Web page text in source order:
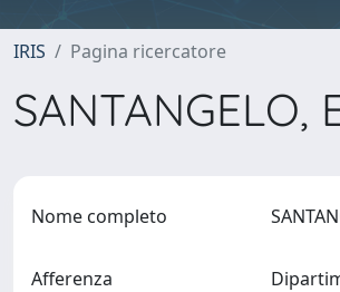
IRIS Pagina ricercatore
SANTANGELO,
Nome completo
Afferenza